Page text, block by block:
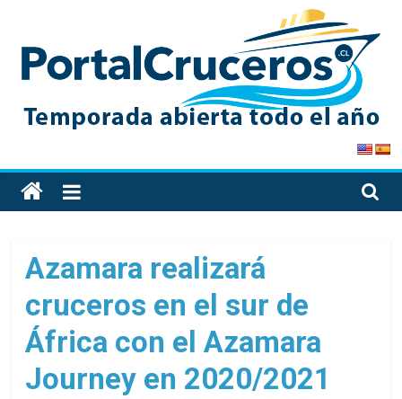
content
PortalCruceros
Toda
la
cruceros
en
solo
sitio
Azamara realizará
cruceros en el sur de
África con el Azamara
Journey en 2020/2021